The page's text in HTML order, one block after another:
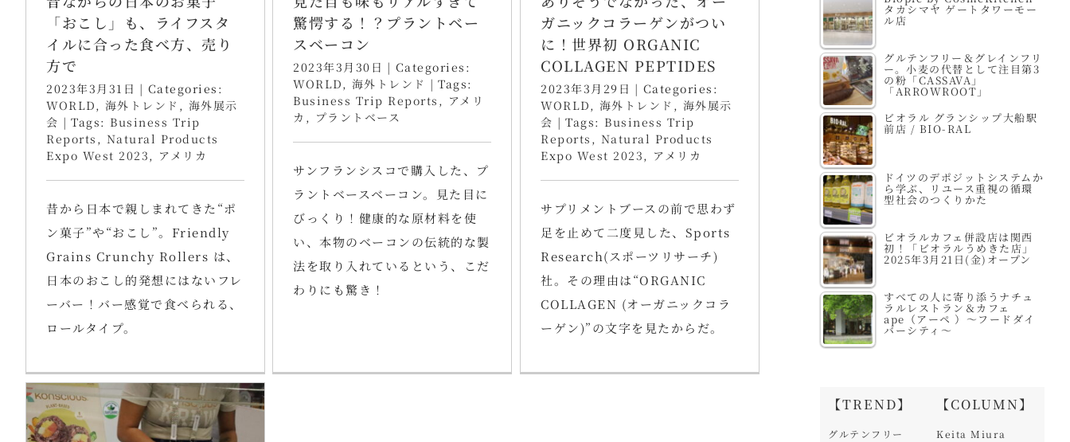
「おこし」も、ライフスタ
イルに合った食べ方、売り
方で
2023年3月31日 | Categories:
WORLD , 海外トレンド , 海外展示
会 | Tags: Business Trip
Reports , Natural Products
Expo West 2023 , アメリカ
昔から日本で親しまれてきた“ポ
ン菓子”や“おこし”。Friendly
Grains Crunchy Rollers は、
日本のおこし的発想にはないフレ
ーバー！バー感覚で食べられる、
ロールタイプ。
驚愕する！？プラントベー
スベーコン
2023年3月30日 | Categories:
WORLD , 海外トレンド | Tags:
Business Trip Reports , アメリ
カ , プラントベース
サンフランシスコで購入した、プ
ラントベースベーコン。見た目に
びっくり！健康的な原材料を使
い、本物のベーコンの伝統的な製
法を取り入れているという、こだ
わりにも驚き！
ガニックコラーゲンがつい
に！世界初 ORGANIC
COLLAGEN PEPTIDES
2023年3月29日 | Categories:
WORLD , 海外トレンド , 海外展示
会 | Tags: Business Trip
Reports , Natural Products
Expo West 2023 , アメリカ
サプリメントブースの前で思わず
足を止めて二度見した、Sports
Research(スポーツリサーチ)
社。その理由は“ORGANIC
COLLAGEN (オーガニックコラ
ーゲン)”の文字を見たからだ。
タカシマヤ ゲートタワーモー
ル店
グルテンフリー＆グレインフリ
ー。小麦の代替として注目第3
の粉「CASSAVA」
「ARROWROOT」
ビオラル グランシップ大船駅
前店 / BIO-RAL
ドイツのデポジットシステムか
ら学ぶ、リユース重視の循環
型社会のつくりかた
ビオラルカフェ併設店は関西
初！「ビオラルうめきた店」
2025年3月21日(金)オープン
すべての人に寄り添うナチュ
ラルレストラン＆カフェ
ape（アーペ ）～フードダイ
バーシティ～
【TREND】
グルテンフリー
【COLUMN】
Keita Miura